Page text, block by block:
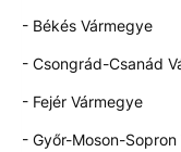
- Békés Vármegye
- Csongrád-Csanád
- Fejér Vármegye
- Győr-Moson-Sopron